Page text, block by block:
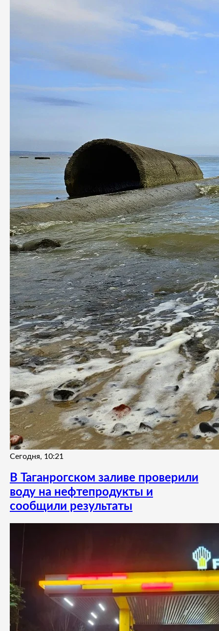
Сегодня, 10:21
В Таганрогском заливе проверили
воду на нефтепродукты и
сообщили результаты